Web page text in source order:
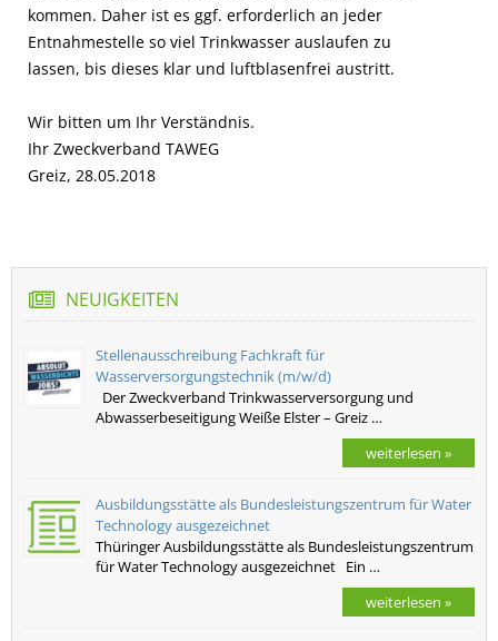
kommen. Daher ist es ggf. erforderlich an jeder
Entnahmestelle so viel Trinkwasser auslaufen zu
lassen, bis dieses klar und luftblasenfrei austritt.
Wir bitten um Ihr Verständnis.
Ihr Zweckverband TAWEG
Greiz, 28.05.2018
NEUIGKEITEN
Stellenausschreibung Fachkraft für
Wasserversorgungstechnik (m/w/d)
Der Zweckverband Trinkwasserversorgung und
Abwasserbeseitigung Weiße Elster – Greiz …
weiterlesen »
Ausbildungsstätte als Bundesleistungszentrum für Water
Technology ausgezeichnet
Thüringer Ausbildungsstätte als Bundesleistungszentrum
für Water Technology ausgezeichnet Ein …
weiterlesen »